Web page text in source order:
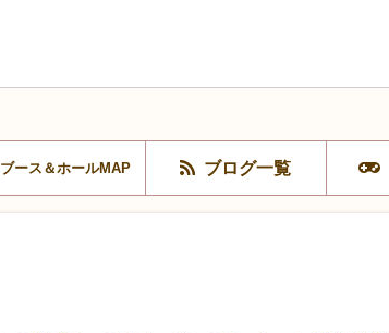
ブース＆ホールMAP ブログ一覧